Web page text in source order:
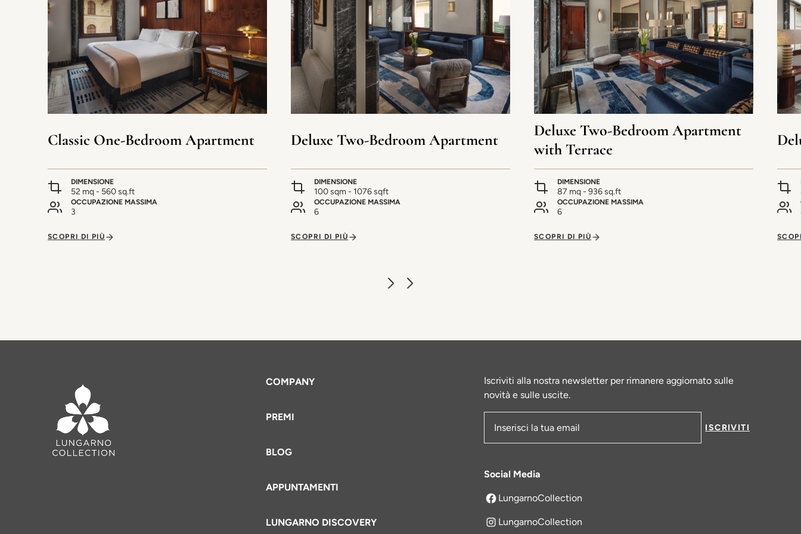
Classic One-Bedroom Apartment
DIMENSIONE
52 mq - 560 sq.ft
OCCUPAZIONE MASSIMA
3
SCOPRI DI PIÙ
Deluxe Two-Bedroom Apartment
DIMENSIONE
100 sqm - 1076 sqft
OCCUPAZIONE MASSIMA
6
SCOPRI DI PIÙ
Deluxe Two-Bedroom Apartment
with Terrace
DIMENSIONE
87 mq - 936 sq.ft
OCCUPAZIONE MASSIMA
6
SCOPRI DI PIÙ
COMPANY
PREMI
BLOG
APPUNTAMENTI
LUNGARNO DISCOVERY
Iscriviti alla nostra newsletter per rimanere aggiornato sulle
novità e sulle uscite.
Indirizzo e-mail
ISCRIVITI
Social Media
LungarnoCollection
si apre in una nuova scheda
LungarnoCollection